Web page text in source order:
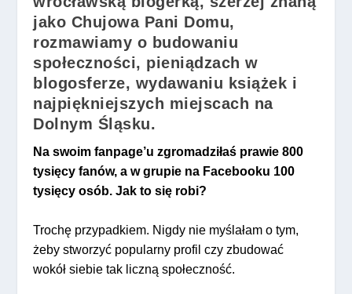
jako Chujowa Pani Domu,
rozmawiamy o budowaniu
społeczności, pieniądzach w
blogosferze, wydawaniu książek i
najpiękniejszych miejscach na
Dolnym Śląsku.
Na swoim fanpage’u zgromadziłaś prawie 800
tysięcy fanów, a w grupie na Facebooku 100
tysięcy osób. Jak to się robi?
Trochę przypadkiem. Nigdy nie myślałam o tym,
żeby stworzyć popularny profil czy zbudować
wokół siebie tak liczną społeczność.